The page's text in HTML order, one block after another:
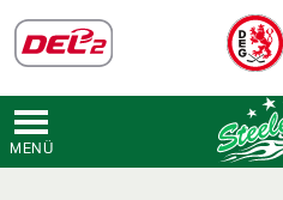
MENÜ